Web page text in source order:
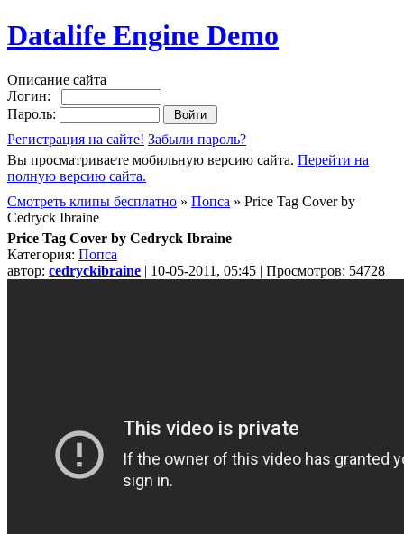
Datalife Engine Demo
Описание сайта
Логин:
Пароль:
Регистрация на сайте! Забыли пароль?
Вы просматриваете мобильную версию сайта. Перейти на
полную версию сайта.
Смотреть клипы бесплатно » Попса » Price Tag Cover by
Cedryck Ibraine
Price Tag Cover by Cedryck Ibraine
Категория: Попса
автор: cedryckibraine | 10-05-2011, 05:45 | Просмотров: 54728